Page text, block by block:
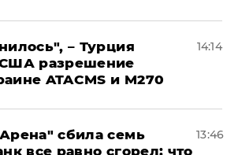
– Турция
США разрешение
ATACMS и M270
14:14
сбила семь
все равно сгорел: что
13:46